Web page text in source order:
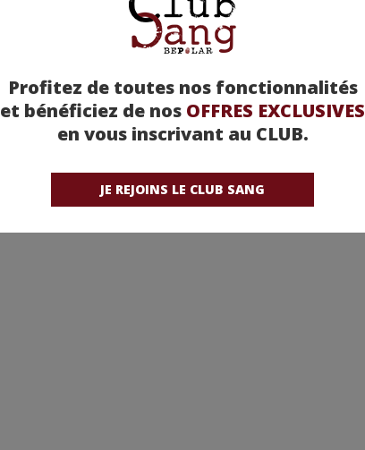
Profitez de toutes nos fonctionnalités
et bénéficiez de nos OFFRES EXCLUSIVES
en vous inscrivant au CLUB.
JE REJOINS LE CLUB SANG